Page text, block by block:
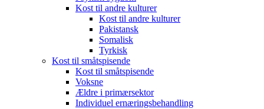
Kost til andre kulturer
Kost til andre kulturer
Pakistansk
Somalisk
Tyrkisk
Kost til småtspisende
Kost til småtspisende
Voksne
Ældre i primærsektor
Individuel ernæringsbehandling